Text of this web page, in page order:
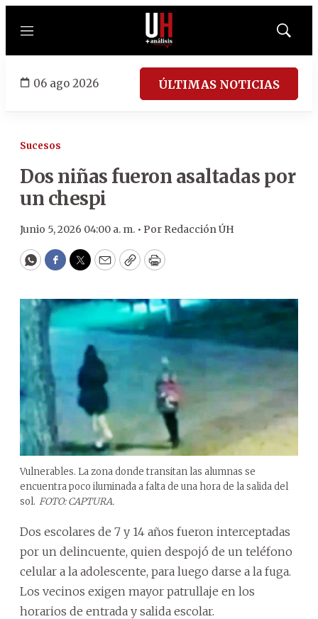
Menú
Mostrar
06 ago 2026 ÚLTIMAS NOTICIAS
Sucesos
Dos niñas fueron asaltadas por
un chespi
Junio 5, 2026 04:00 a. m. • Por Redacción ÚH
WhatsApp
Facebook
Twitter
EmailCopyPrint
Vulnerables. La zona donde transitan las alumnas se
encuentra poco iluminada a falta de una hora de la salida del
sol. FOTO: CAPTURA.
Dos escolares de 7 y 14 años fueron interceptadas
por un delincuente, quien despojó de un teléfono
celular a la adolescente, para luego darse a la fuga.
Los vecinos exigen mayor patrullaje en los
horarios de entrada y salida escolar.